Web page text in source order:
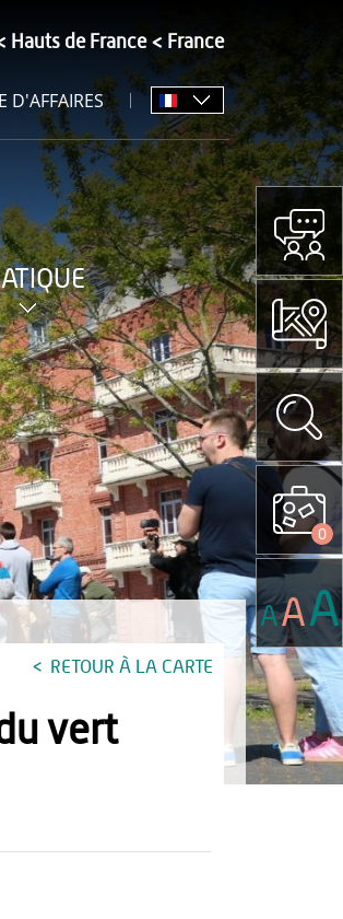
Hauts de France France
D'AFFAIRES
RETOUR À LA CARTE
vert
0
AAA